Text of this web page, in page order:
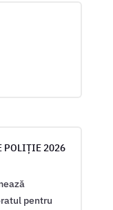
POLIȚIE 2026
pentru